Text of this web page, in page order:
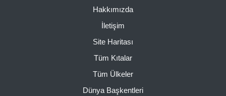
Hakkımızda
İletişim
Site Haritası
Tüm Kıtalar
Tüm Ülkeler
Dünya Başkentleri